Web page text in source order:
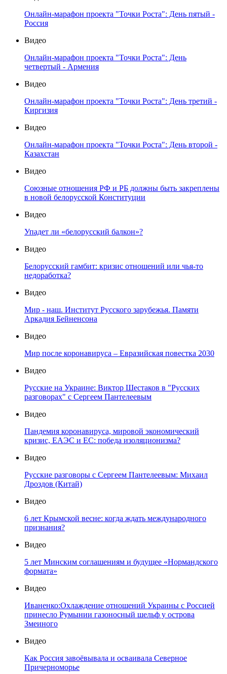
Онлайн-марафон проекта "Точки Роста": День пятый -
Россия
Видео
Онлайн-марафон проекта "Точки Роста": День
четвертый - Армения
Видео
Онлайн-марафон проекта "Точки Роста": День третий -
Киргизия
Видео
Онлайн-марафон проекта "Точки Роста": День второй -
Казахстан
Видео
Союзные отношения РФ и РБ должны быть закреплены
в новой белорусской Конституции
Видео
Упадет ли «белорусский балкон»?
Видео
Белорусский гамбит: кризис отношений или чья-то
недоработка?
Видео
Мир - наш. Институт Русского зарубежья. Памяти
Аркадия Бейненсона
Видео
Мир после коронавируса – Евразийская повестка 2030
Видео
Русские на Украине: Виктор Шестаков в "Русских
разговорах" с Сергеем Пантелеевым
Видео
Пандемия коронавируса, мировой экономический
кризис, ЕАЭС и ЕС: победа изоляционизма?
Видео
Русские разговоры с Сергеем Пантелеевым: Михаил
Дроздов (Китай)
Видео
6 лет Крымской весне: когда ждать международного
признания?
Видео
5 лет Минским соглашениям и будущее «Нормандского
формата»
Видео
Иваненко:Охлаждение отношений Украины с Россией
принесло Румынии газоносный шельф у острова
Змеиного
Видео
Как Россия завоёвывала и осваивала Северное
Причерноморье